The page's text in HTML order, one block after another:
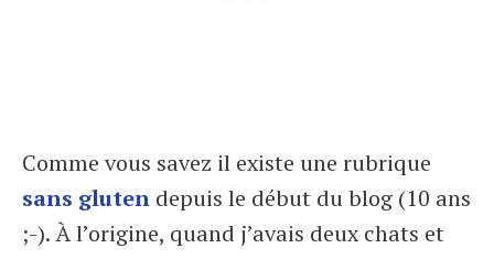
Comme vous savez il existe une rubrique
sans gluten depuis le début du blog (10 ans
;-). À l’origine, quand j’avais deux chats et